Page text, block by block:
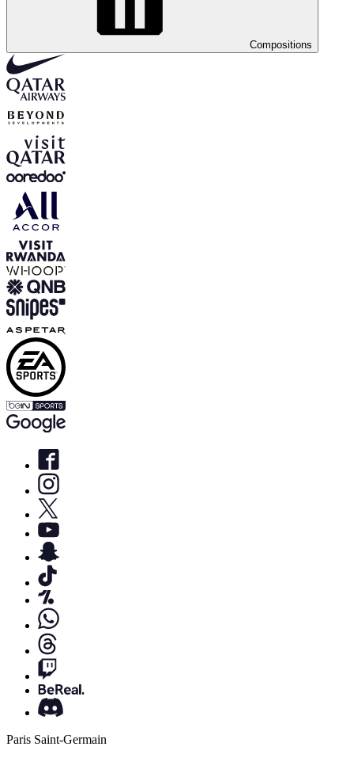
Compositions
Paris Saint-Germain